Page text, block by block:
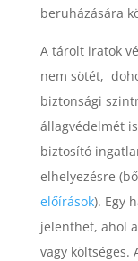
beruházására
A tárolt iratok
nem sötét,
biztonsági
állagvédelmét
biztosító
elhelyezésre
előírások). Egy
jelenthet, ahol
vagy költséges.